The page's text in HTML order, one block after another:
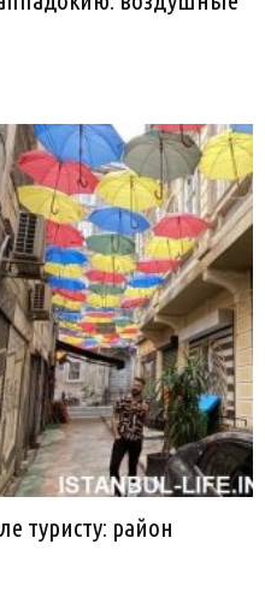
туристу: район